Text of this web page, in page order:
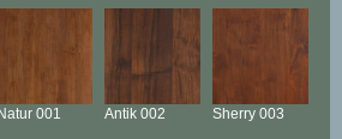
Natur 001 Antik 002 Sherry 003